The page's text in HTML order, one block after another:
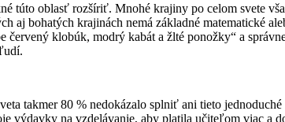
túto oblasť rozšíriť. Mnohé krajiny po celom svete
aj bohatých krajinách nemá základné matematické
klobúk, modrý kabát a žlté ponožky“ a
takmer 80 % nedokázalo splniť ani tieto
výdavky na vzdelávanie, aby platila učiteľom viac a